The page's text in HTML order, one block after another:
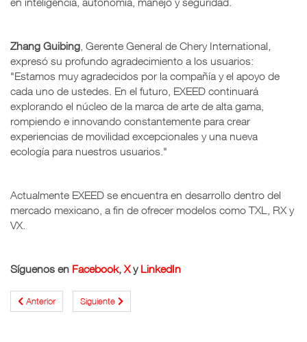
Zhang Guibing , Gerente General de Chery International,
expresó su profundo agradecimiento a los usuarios:
"Estamos muy agradecidos por la compañía y el apoyo de
cada uno de ustedes. En el futuro, EXEED continuará
explorando el núcleo de la marca de arte de alta gama,
rompiendo e innovando constantemente para crear
experiencias de movilidad excepcionales y una nueva
ecología para nuestros usuarios."
Actualmente EXEED se encuentra en desarrollo dentro del
mercado mexicano, a fin de ofrecer modelos como TXL, RX y
VX.
Síguenos en Facebook, Xy LinkedIn
Anterior Siguiente